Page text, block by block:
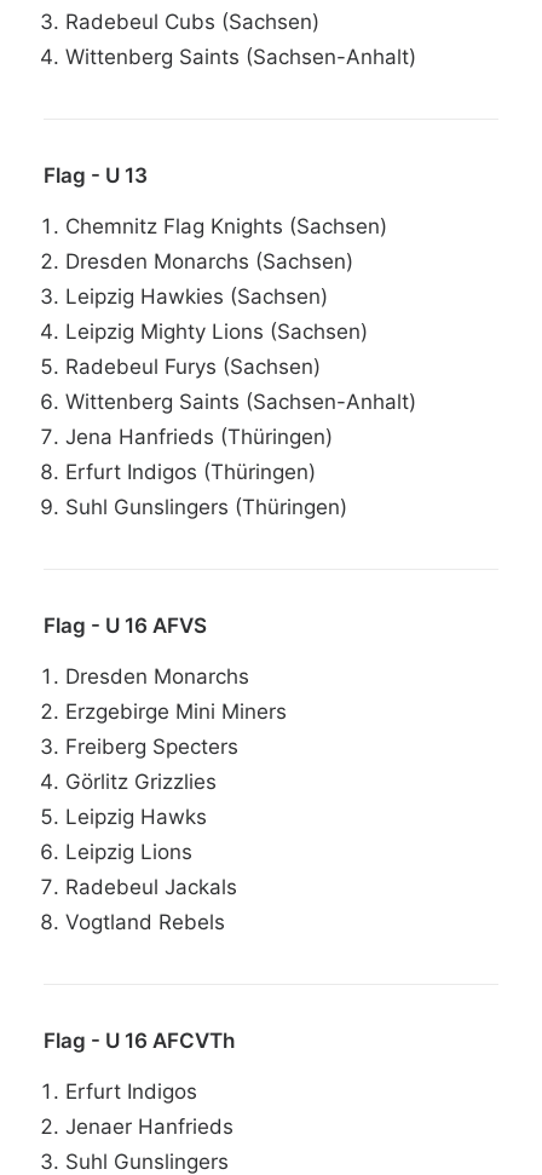
Radebeul Cubs (Sachsen)
Wittenberg Saints (Sachsen-Anhalt)
Flag - U 13
Chemnitz Flag Knights (Sachsen)
Dresden Monarchs (Sachsen)
Leipzig Hawkies (Sachsen)
Leipzig Mighty Lions (Sachsen)
Radebeul Furys (Sachsen)
Wittenberg Saints (Sachsen-Anhalt)
Jena Hanfrieds (Thüringen)
Erfurt Indigos (Thüringen)
Suhl Gunslingers (Thüringen)
Flag - U 16 AFVS
Dresden Monarchs
Erzgebirge Mini Miners
Freiberg Specters
Görlitz Grizzlies
Leipzig Hawks
Leipzig Lions
Radebeul Jackals
Vogtland Rebels
Flag - U 16 AFCVTh
Erfurt Indigos
Jenaer Hanfrieds
Suhl Gunslingers